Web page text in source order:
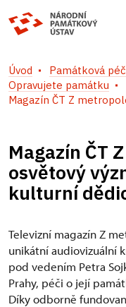
Úvod Památková
Opravujete památku
Magazín ČT Z
Magazín ČT
osvětový
kulturní
Televizní magazín Z
unikátní audiovizuální
pod vedením Petra
Prahy, péči o její
Díky odborně